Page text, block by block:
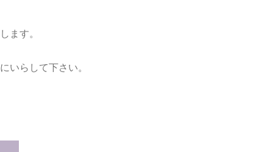
ます。
いらして下さい。